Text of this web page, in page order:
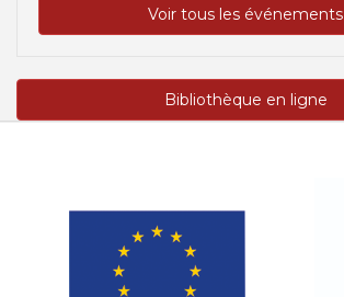
Voir tous les événements
Bibliothèque en ligne